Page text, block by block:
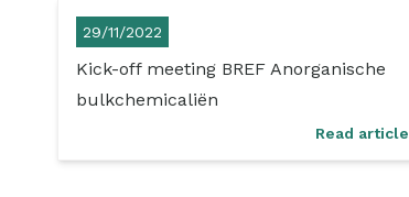
29/11/2022
Kick-off meeting BREF Anorganische
bulkchemicaliën
Read article